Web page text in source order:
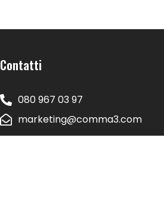
Contatti
080 967 03 97
marketing@comma3.com